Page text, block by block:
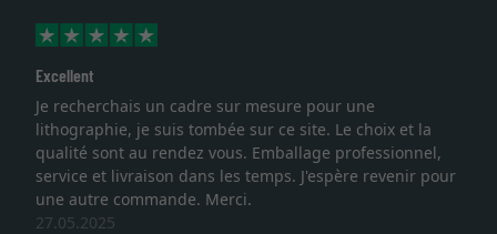
Excellent
Je recherchais un cadre sur mesure pour une
lithographie, je suis tombée sur ce site. Le choix et la
qualité sont au rendez vous. Emballage professionnel,
service et livraison dans les temps. J'espère revenir pour
une autre commande. Merci.
27.05.2025